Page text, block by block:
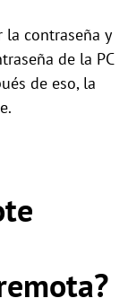
la contraseña y
de la PC
de eso, la